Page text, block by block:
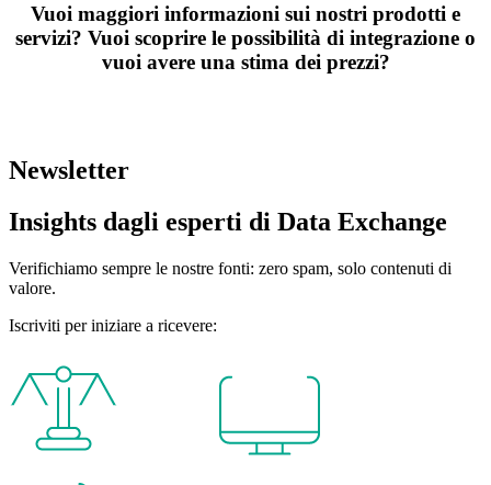
Vuoi maggiori informazioni sui nostri prodotti e
servizi? Vuoi scoprire le possibilità di integrazione o
vuoi avere una stima dei prezzi?
Newsletter
Insights dagli esperti di Data Exchange
Verifichiamo sempre le nostre fonti: zero spam, solo contenuti di
valore.
Iscriviti per iniziare a ricevere: